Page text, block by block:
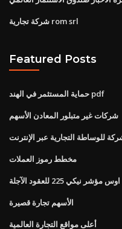
شركة تجارية rom srl
Featured Posts
حماية المستثمر في الهند pdf
شركات غير متبلور المعادن الأسهم
للوساطة التجارية عبر الإنترنت
مخطط رموز العملات
اوس مؤشر نيكي 225 للعقود الآجلة
الأسهم تجارة قصيرة
أعلى مواقع التجارة العالمية